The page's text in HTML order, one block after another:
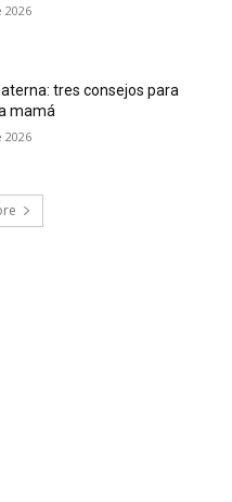
2026
tres consejos para
mamá
2026